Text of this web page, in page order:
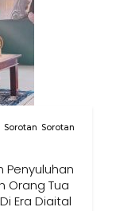
Sorotan Sorotan
Penyuluhan
Orang Tua
Era Digital